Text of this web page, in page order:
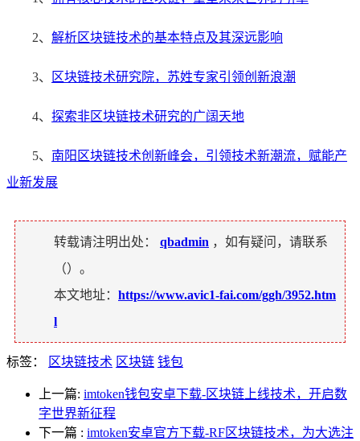
2、 解析区块链技术的基本特点及其深远影响
3、 区块链技术研究院，苏姓专家引领创新浪潮
4、 探索非区块链技术研究的广阔天地
5、 南阳区块链技术创新峰会，引领技术新潮流，赋能产
业新发展
转载请注明出处： qbadmin ，如有疑问，请联系
（）。
本文地址： https://www.avic1-fai.com/ggh/3952.htm
l
标签： 区块链技术 区块链 钱包
上一篇: imtoken钱包安卓下载-区块链上线技术，开启数
字世界新征程
下一篇 : imtoken安卓官方下载-RF区块链技术，为大选注